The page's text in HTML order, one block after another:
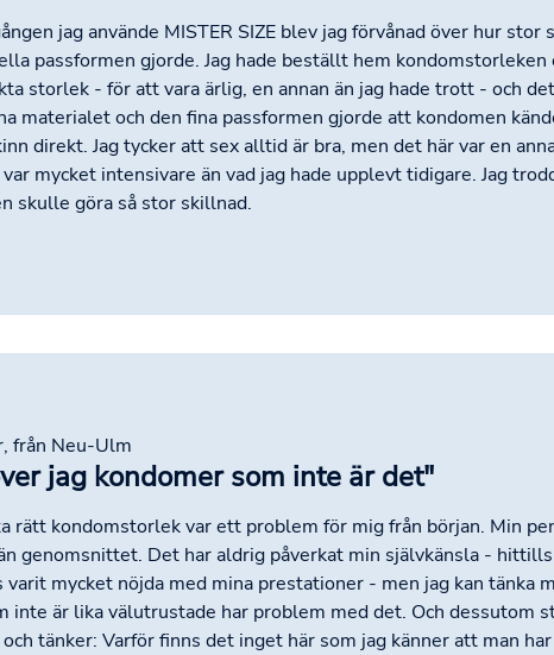
jag använde MISTER SIZE blev jag förvånad över hur stor
passformen gjorde. Jag hade beställt hem kondomstorleken
storlek - för att vara ärlig, en annan än jag hade trott - och
materialet och den fina passformen gjorde att kondomen
direkt. Jag tycker att sex alltid är bra, men det här var en
var mycket intensivare än vad jag hade upplevt tidigare. Jag
skulle göra så stor skillnad.
från Neu-Ulm
jag kondomer som inte är det"
rätt kondomstorlek var ett problem för mig från början. Min
genomsnittet. Det har aldrig påverkat min självkänsla -
varit mycket nöjda med mina prestationer - men jag kan tänka
inte är lika välutrustade har problem med det. Och dessutom
tänker: Varför finns det inget här som jag känner att man